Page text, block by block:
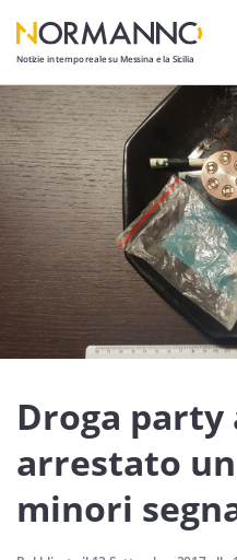
Notizie in tempo reale su Messina e la Sicilia
Attualità
Cronaca
Politica
Cultura
Lavoro
Società
Economia
Sport
Sicilia
Droga party
arrestato
minori